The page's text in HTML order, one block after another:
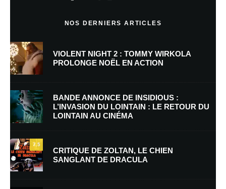
Nom*
E-mail*
NOS DERNIERS ARTICLES
VIOLENT NIGHT 2 : TOMMY WIRKOLA
PROLONGE NOËL EN ACTION
BANDE ANNONCE DE INSIDIOUS :
L’INVASION DU LOINTAIN : LE RETOUR DU
LOINTAIN AU CINÉMA
7.5
CRITIQUE DE ZOLTAN, LE CHIEN
SANGLANT DE DRACULA